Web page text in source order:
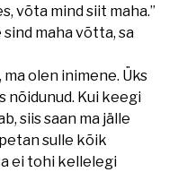
võta mind siit maha.”
maha võtta, sa
ma olen inimene. Üks
nõidunud. Kui keegi
siis saan ma jälle
sulle kõik
ei tohi kellelegi